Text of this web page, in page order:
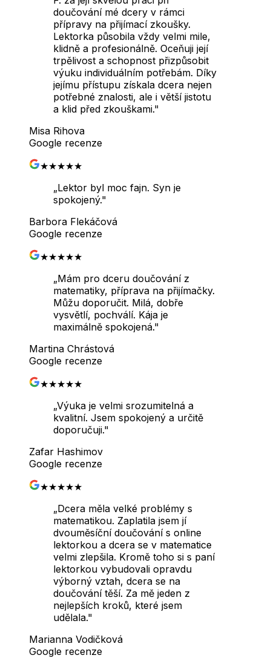
doučování mé dcery v rámci
přípravy na přijímací zkoušky.
Lektorka působila vždy velmi mile,
klidně a profesionálně. Oceňuji její
trpělivost a schopnost přizpůsobit
výuku individuálním potřebám. Díky
jejímu přístupu získala dcera nejen
potřebné znalosti, ale i větší jistotu
a klid před zkouškami."
Misa Rihova
Google recenze
★★★★★
„Lektor byl moc fajn. Syn je
spokojený."
Barbora Flekáčová
Google recenze
★★★★★
„Mám pro dceru doučování z
matematiky, příprava na přijímačky.
Můžu doporučit. Milá, dobře
vysvětlí, pochválí. Kája je
maximálně spokojená."
Martina Chrástová
Google recenze
★★★★★
„Výuka je velmi srozumitelná a
kvalitní. Jsem spokojený a určitě
doporučuji."
Zafar Hashimov
Google recenze
★★★★★
„Dcera měla velké problémy s
matematikou. Zaplatila jsem jí
dvouměsíční doučování s online
lektorkou a dcera se v matematice
velmi zlepšila. Kromě toho si s paní
lektorkou vybudovali opravdu
výborný vztah, dcera se na
doučování těší. Za mě jeden z
nejlepších kroků, které jsem
udělala."
Marianna Vodičková
Google recenze